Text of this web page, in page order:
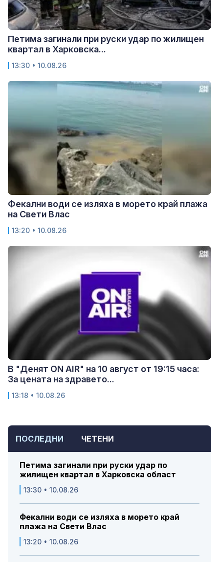
ПОСЛЕДНИ ЧЕТЕНИ
Петима загинали при руски удар по
жилищен квартал в Харковска област
13:30 • 10.08.26
Фекални води се изляха в морето край
плажа на Свети Влас
13:20 • 10.08.26
Петима загинали при руски удар по жилищен
квартал в Харковска...
13:30 • 10.08.26
Фекални води се изляха в морето край плажа
на Свети Влас
13:20 • 10.08.26
В "Денят ON AIR" на 10 август от 19:15 часа:
За цената на здравето...
13:18 • 10.08.26